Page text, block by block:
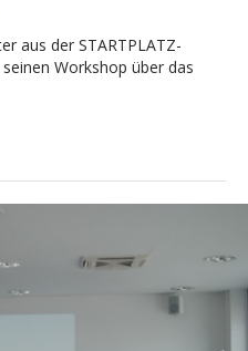
aus der STARTPLATZ-
Workshop über das